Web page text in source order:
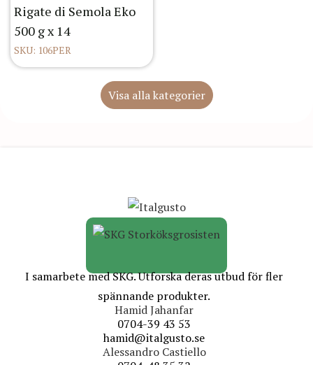
Rigate di Semola Eko
500 g x 14
SKU: 106PER
Visa alla kategorier
I samarbete med SKG. Utforska deras utbud för fler
spännande produkter.
Hamid Jahanfar
0704-39 43 53
hamid@italgusto.se
Alessandro Castiello